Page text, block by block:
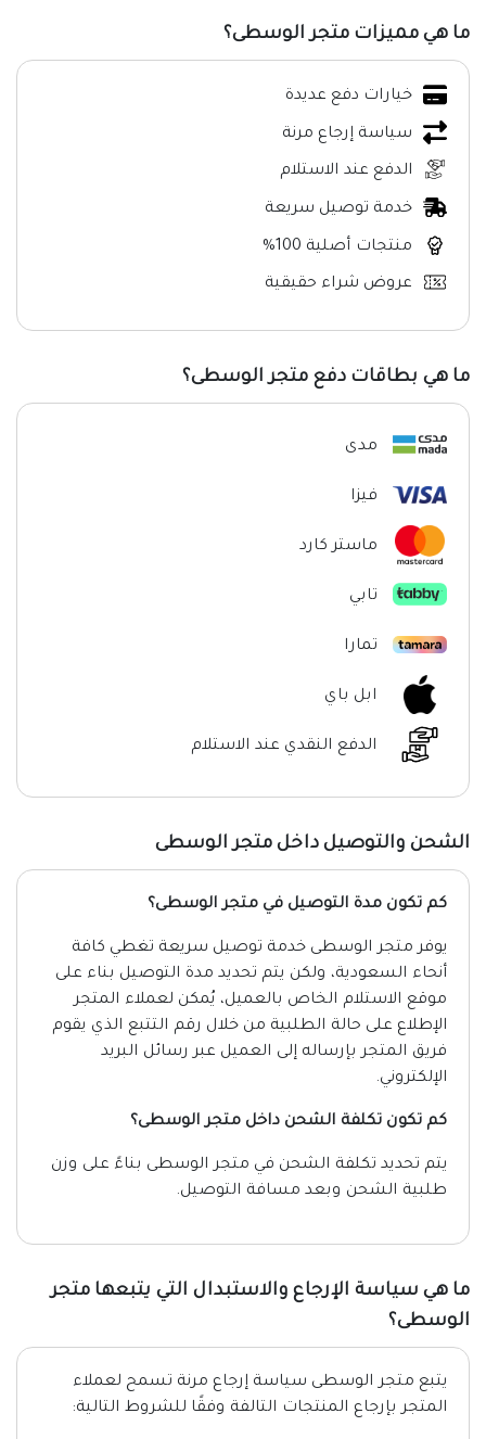
ما هي مميزات متجر الوسطى؟
خيارات دفع عديدة
سياسة إرجاع مرنة
الدفع عند الاستلام
خدمة توصيل سريعة
منتجات أصلية 100%
عروض شراء حقيقية
ما هي بطاقات دفع متجر الوسطى؟
مدى
فيزا
ماستر كارد
تابي
تمارا
ابل باي
الدفع النقدي عند الاستلام
الشحن والتوصيل داخل متجر الوسطى
كم تكون مدة التوصيل في متجر الوسطى؟
يوفر متجر الوسطى خدمة توصيل سريعة تغطي كافة
أنحاء السعودية، ولكن يتم تحديد مدة التوصيل بناء على
موقع الاستلام الخاص بالعميل، يُمكن لعملاء المتجر
الإطلاع على حالة الطلبية من خلال رقم التتبع الذي يقوم
فريق المتجر بإرساله إلى العميل عبر رسائل البريد
الإلكتروني.
كم تكون تكلفة الشحن داخل متجر الوسطى؟
يتم تحديد تكلفة الشحن في متجر الوسطى بناءً على وزن
طلبية الشحن وبعد مسافة التوصيل.
ما هي سياسة الإرجاع والاستبدال التي يتبعها متجر
الوسطى؟
يتبع متجر الوسطى سياسة إرجاع مرنة تسمح لعملاء
المتجر بإرجاع المنتجات التالفة وفقًا للشروط التالية: